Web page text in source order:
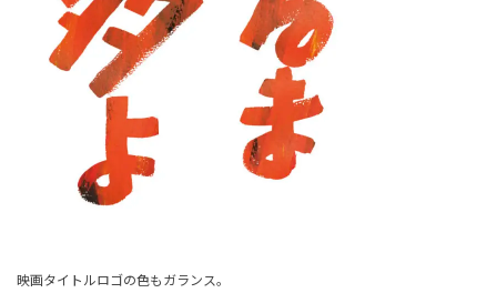
映画タイトルロゴの色もガランス。